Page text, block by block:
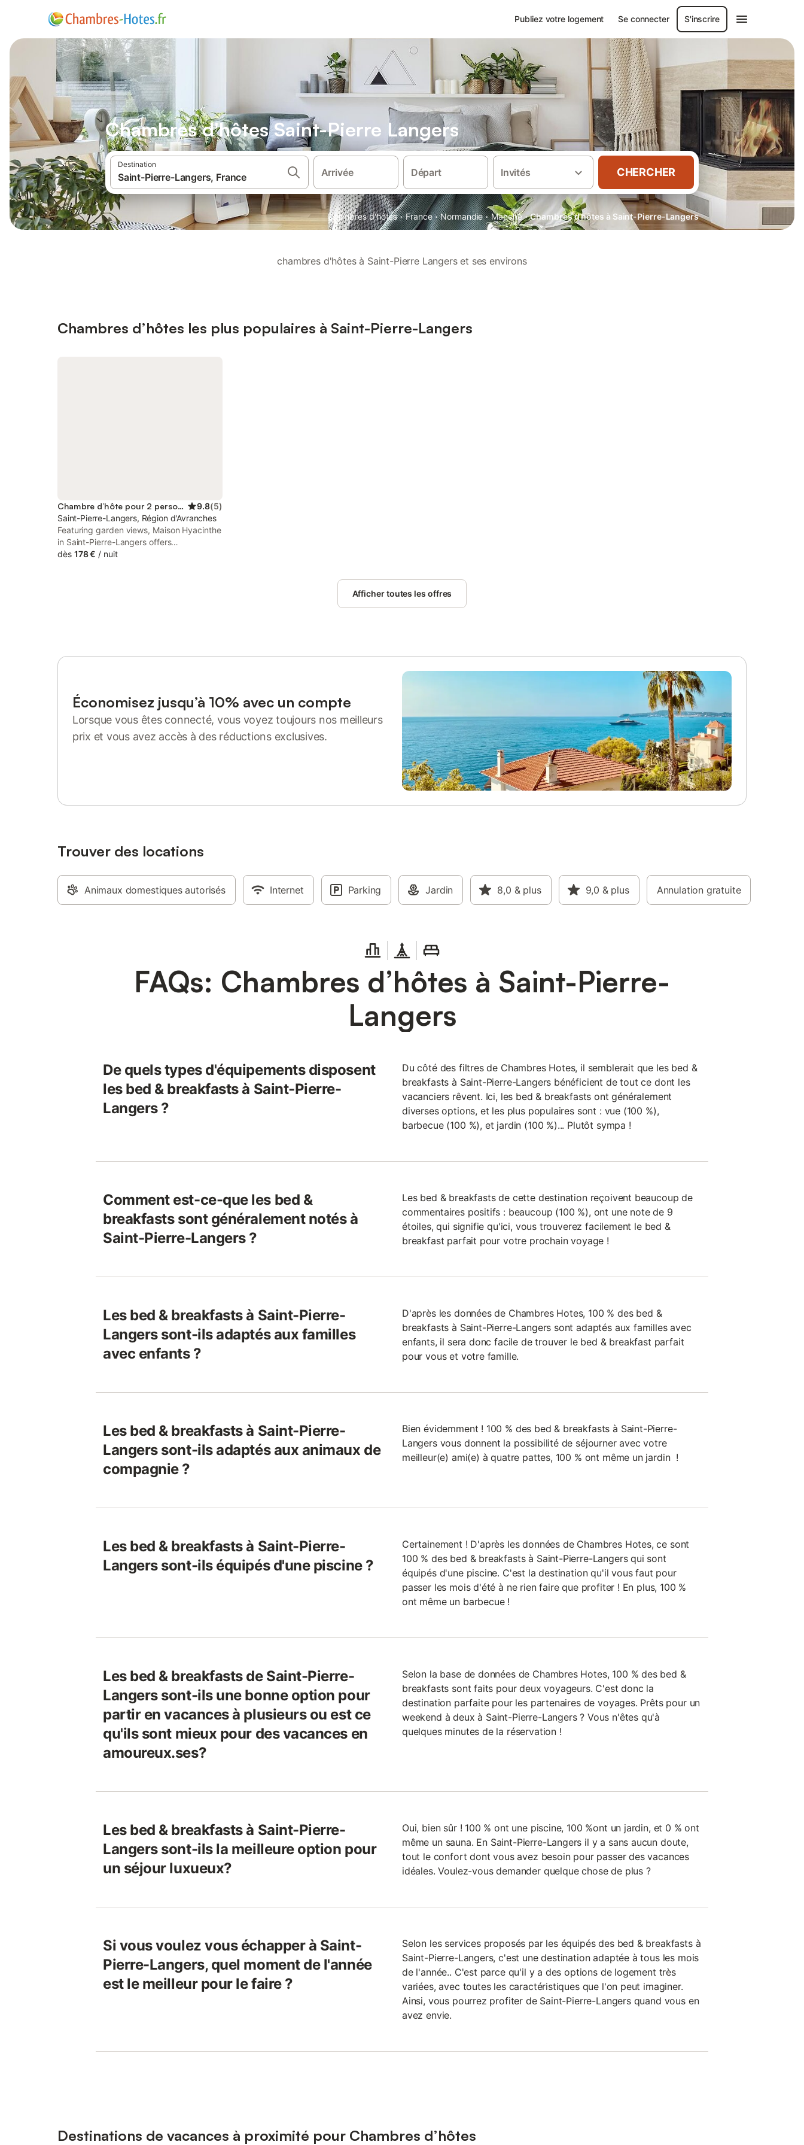
Publiez votre logement Se connecter S'inscrire
Chambres d'hôtes Saint-Pierre Langers
Destination
Arrivée Départ Invités CHERCHER
Chambres d'hôtes · France · Normandie · Manche · Chambres d’hôtes à Saint-Pierre-Langers
chambres d'hôtes à Saint-Pierre Langers et ses environs
Chambres d’hôtes les plus populaires à Saint-Pierre-Langers
Chambre d’hôte pour 2 personnes 9.8(5)
Saint-Pierre-Langers, Région d'Avranches
Featuring garden views, Maison Hyacinthe
in Saint-Pierre-Langers offers
accommodation, a seasonal outdoor
dès 178 € / nuit
Afficher toutes les offres
Économisez jusqu’à 10% avec un compte
Lorsque vous êtes connecté, vous voyez toujours nos meilleurs
prix et vous avez accès à des réductions exclusives.
Trouver des locations
Animaux domestiques autorisés Internet Parking Jardin 8,0 & plus 9,0 & plus Annulation gratuite
FAQs: Chambres d’hôtes à Saint-Pierre-
Langers
De quels types d'équipements disposent
les bed & breakfasts à Saint-Pierre-
Langers ?
Du côté des filtres de Chambres Hotes, il semblerait que les bed &
breakfasts à Saint-Pierre-Langers bénéficient de tout ce dont les
vacanciers rêvent. Ici, les bed & breakfasts ont généralement
diverses options, et les plus populaires sont : vue (100 %),
barbecue (100 %), et jardin (100 %)... Plutôt sympa !
Comment est-ce-que les bed &
breakfasts sont généralement notés à
Saint-Pierre-Langers ?
Les bed & breakfasts de cette destination reçoivent beaucoup de
commentaires positifs : beaucoup (100 %), ont une note de 9
étoiles, qui signifie qu'ici, vous trouverez facilement le bed &
breakfast parfait pour votre prochain voyage !
Les bed & breakfasts à Saint-Pierre-
Langers sont-ils adaptés aux familles
avec enfants ?
D'après les données de Chambres Hotes, 100 % des bed &
breakfasts à Saint-Pierre-Langers sont adaptés aux familles avec
enfants, il sera donc facile de trouver le bed & breakfast parfait
pour vous et votre famille.
Les bed & breakfasts à Saint-Pierre-
Langers sont-ils adaptés aux animaux de
compagnie ?
Bien évidemment ! 100 % des bed & breakfasts à Saint-Pierre-
Langers vous donnent la possibilité de séjourner avec votre
meilleur(e) ami(e) à quatre pattes, 100 % ont même un jardin !
Les bed & breakfasts à Saint-Pierre-
Langers sont-ils équipés d'une piscine ?
Certainement ! D'après les données de Chambres Hotes, ce sont
100 % des bed & breakfasts à Saint-Pierre-Langers qui sont
équipés d'une piscine. C'est la destination qu'il vous faut pour
passer les mois d'été à ne rien faire que profiter ! En plus, 100 %
ont même un barbecue !
Les bed & breakfasts de Saint-Pierre-
Langers sont-ils une bonne option pour
partir en vacances à plusieurs ou est ce
qu'ils sont mieux pour des vacances en
amoureux.ses?
Selon la base de données de Chambres Hotes, 100 % des bed &
breakfasts sont faits pour deux voyageurs. C'est donc la
destination parfaite pour les partenaires de voyages. Prêts pour un
weekend à deux à Saint-Pierre-Langers ? Vous n'êtes qu'à
quelques minutes de la réservation !
Les bed & breakfasts à Saint-Pierre-
Langers sont-ils la meilleure option pour
un séjour luxueux?
Oui, bien sûr ! 100 % ont une piscine, 100 %ont un jardin, et 0 % ont
même un sauna. En Saint-Pierre-Langers il y a sans aucun doute,
tout le confort dont vous avez besoin pour passer des vacances
idéales. Voulez-vous demander quelque chose de plus ?
Si vous voulez vous échapper à Saint-
Pierre-Langers, quel moment de l'année
est le meilleur pour le faire ?
Selon les services proposés par les équipés des bed & breakfasts à
Saint-Pierre-Langers, c'est une destination adaptée à tous les mois
de l'année.. C'est parce qu'il y a des options de logement très
variées, avec toutes les caractéristiques que l'on peut imaginer.
Ainsi, vous pourrez profiter de Saint-Pierre-Langers quand vous en
avez envie.
Destinations de vacances à proximité pour Chambres d’hôtes